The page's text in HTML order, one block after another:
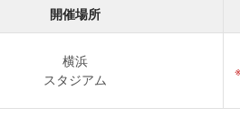
開催場所
横浜
スタジアム